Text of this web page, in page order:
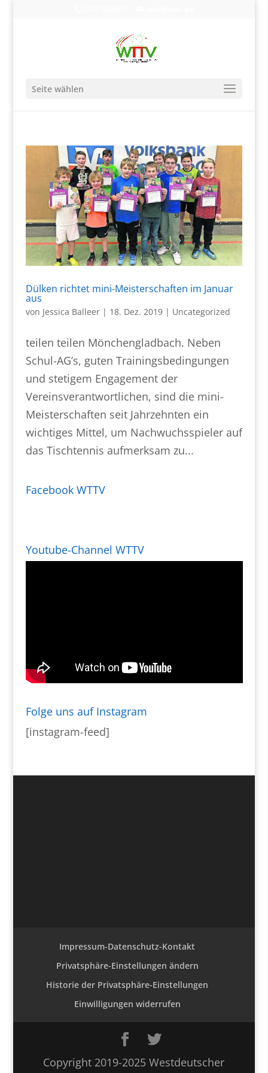
Seite wählen
Dülken richtet mini-Meisterschaften im Januar
aus
von Jessica Balleer| 18. Dez. 2019| Uncategorized
teilen teilen Mönchengladbach. Neben
Schul-AG’s, guten Trainingsbedingungen
und stetigem Engagement der
Vereinsverantwortlichen, sind die mini-
Meisterschaften seit Jahrzehnten ein
wichtiges Mittel, um Nachwuchsspieler auf
das Tischtennis aufmerksam zu...
Facebook WTTV
Youtube-Channel WTTV
Folge uns auf Instagram
[instagram-feed]
Impressum-Datenschutz-Kontakt
Privatsphäre-Einstellungen ändern
Historie der Privatsphäre-Einstellungen
Einwilligungen widerrufen
Copyright 2019-2025 Westdeutscher